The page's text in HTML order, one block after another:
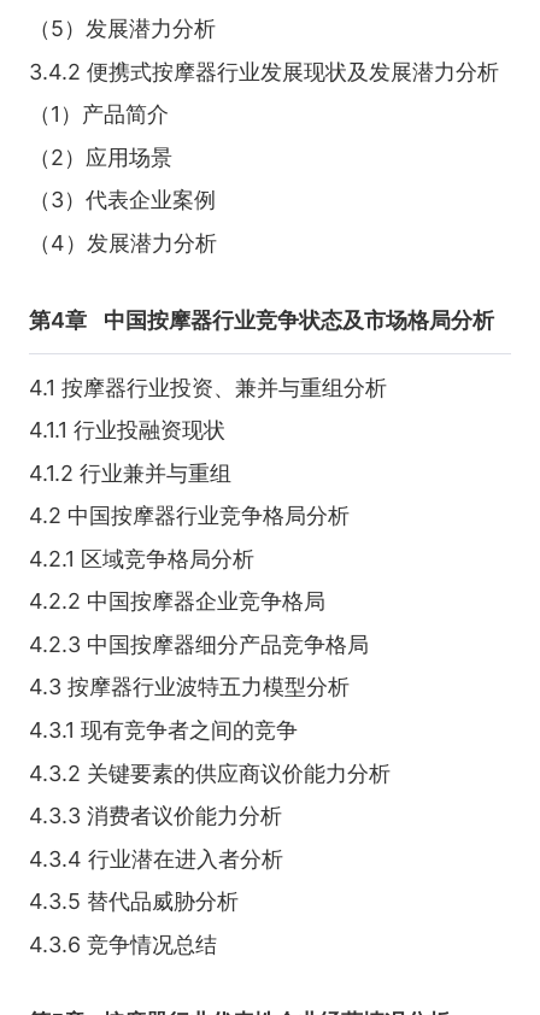
（5）发展潜力分析
3.4.2 便携式按摩器行业发展现状及发展潜力分析
（1）产品简介
（2）应用场景
（3）代表企业案例
（4）发展潜力分析
第4章 中国按摩器行业竞争状态及市场格局分析
4.1 按摩器行业投资、兼并与重组分析
4.1.1 行业投融资现状
4.1.2 行业兼并与重组
4.2 中国按摩器行业竞争格局分析
4.2.1 区域竞争格局分析
4.2.2 中国按摩器企业竞争格局
4.2.3 中国按摩器细分产品竞争格局
4.3 按摩器行业波特五力模型分析
4.3.1 现有竞争者之间的竞争
4.3.2 关键要素的供应商议价能力分析
4.3.3 消费者议价能力分析
4.3.4 行业潜在进入者分析
4.3.5 替代品威胁分析
4.3.6 竞争情况总结